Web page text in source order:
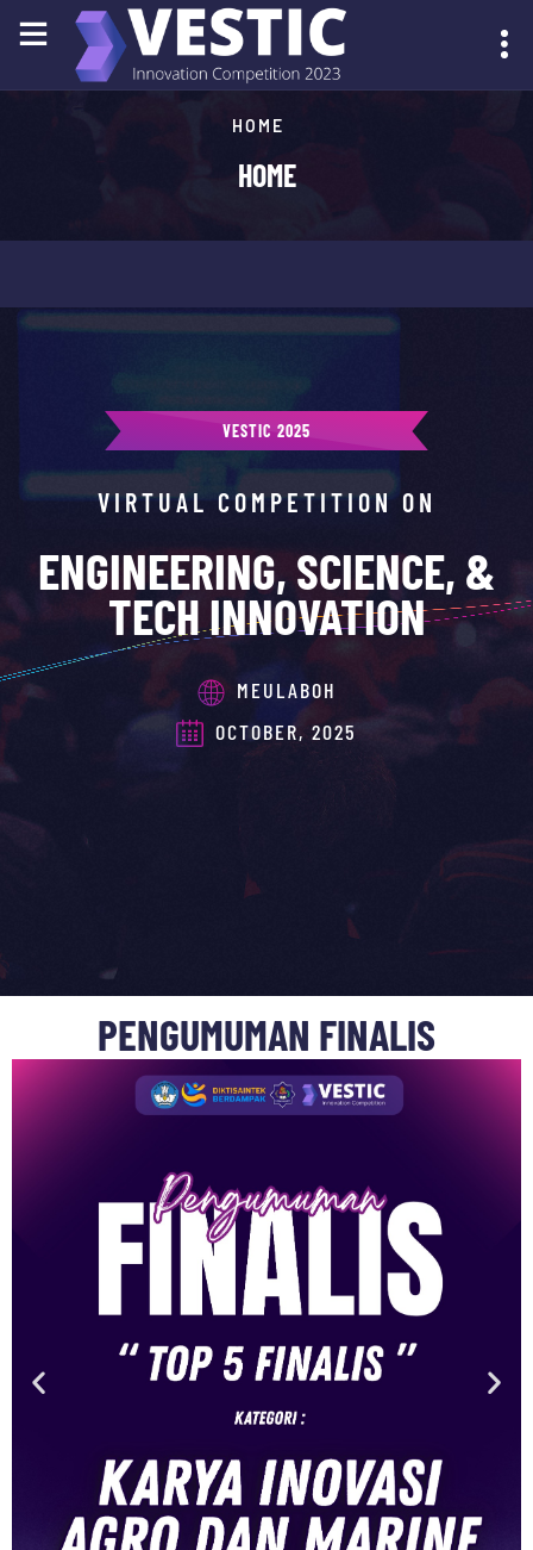
HOME
HOME
VESTIC 2025
VIRTUAL COMPETITION ON
ENGINEERING, SCIENCE, &
TECH INNOVATION
MEULABOH
OCTOBER, 2025
PENGUMUMAN FINALIS